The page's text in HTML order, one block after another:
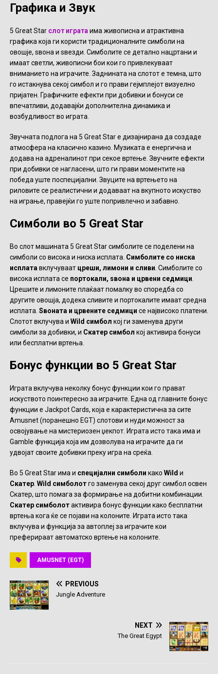
Графика и Звук
5 Great Star слот играта има живописна и атрактивна
графика која ги користи традиционалните симболи на
овошје, ѕвона и ѕвезди. Симболите се детално нацртани и
имаат светли, живописни бои кои го привлекуваат
вниманието на играчите. Заднината на слотот е темна, што
го истакнува секој симбол и го прави гејмплејот визуелно
пријатен. Графичките ефекти при добивки и бонуси се
впечатливи, додавајќи дополнителна динамика и
возбудливост во играта.
Звучната подлога на 5 Great Star е дизајнирана да создаде
атмосфера на класично казино. Музиката е енергична и
додава на адреналинот при секое вртење. Звучните ефекти
при добивки се нагласени, што ги прави моментите на
победа уште поспецијални. Звуците на вртењето на
риловите се реалистични и додаваат на вкупното искуство
на играње, правејќи го уште попривлечно и забавно.
Симболи во 5 Great Star
Во слот машината 5 Great Star симболите се поделени на
симболи со висока и ниска исплата. Симболите со ниска
исплата вклучуваат цреши, лимони и сливи . Симболите со
висока исплата се портокали, ѕвона и црвени седмици
Црешите и лимоните плаќаат помалку во споредба со
другите овошја, додека сливите и портокалите имаат средна
исплата. Ѕвоната и црвените седмици се највисоко платени.
Слотот вклучува и Wild симбол кој ги заменува други
симболи за добивки, и Скатер симбол кој активира бонуси
или бесплатни вртења.
Бонус функции во 5 Great Star
Играта вклучува неколку бонус функции кои го прават
искуството поинтересно за играчите. Една од главните бонус
функции е Jackpot Cards, која е карактеристична за сите
Amusnet (поранешно EGT) слотови и нуди можност за
освојување на мистериозен џекпот. Играта исто така има и
Gamble функција која им дозволува на играчите да ги
удвојат своите добивки преку игра на среќа.
Во 5 Great Star има и специјални симболи како Wild и
Скатер Wild симболотго заменува секој друг симбол освен
Скатер, што помага за формирање на добитни комбинации.
Скатер симболотактивира бонус функции како бесплатни
вртења кога ќе се појави на колоните. Играта исто така
вклучува и функција за автоплеј за играчите кои
преферираат автоматско вртење на колоните.
AMUSNET (EGT)
PREVIOUS
Jungle Adventure
NEXT
The Great Egypt